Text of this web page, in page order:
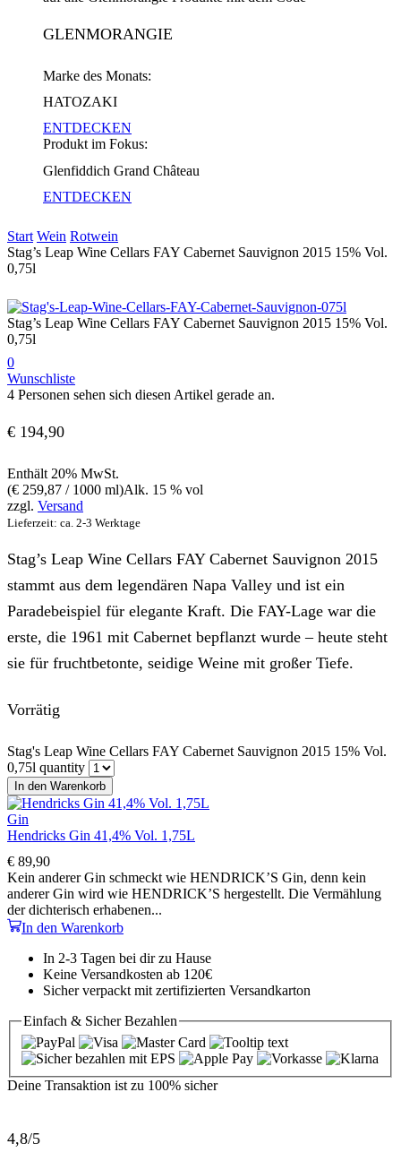
GLENMORANGIE
Marke des Monats:
HATOZAKI
ENTDECKEN
Produkt im Fokus:
Glenfiddich Grand Château
ENTDECKEN
Start Wein Rotwein
Stag’s Leap Wine Cellars FAY Cabernet Sauvignon 2015 15% Vol.
0,75l
Stag’s Leap Wine Cellars FAY Cabernet Sauvignon 2015 15% Vol.
0,75l
0
Wunschliste
4 Personen sehen sich diesen Artikel gerade an.
€ 194,90
Enthält 20% MwSt.
(€ 259,87 / 1000 ml)Alk. 15 % vol
zzgl. Versand
Lieferzeit: ca. 2-3 Werktage
Stag’s Leap Wine Cellars FAY Cabernet Sauvignon 2015
stammt aus dem legendären Napa Valley und ist ein
Paradebeispiel für elegante Kraft. Die FAY-Lage war die
erste, die 1961 mit Cabernet bepflanzt wurde – heute steht
sie für fruchtbetonte, seidige Weine mit großer Tiefe.
Vorrätig
Stag's Leap Wine Cellars FAY Cabernet Sauvignon 2015 15% Vol.
0,75l quantity
In den Warenkorb
Gin
Hendricks Gin 41,4% Vol. 1,75L
€ 89,90
Kein anderer Gin schmeckt wie HENDRICK’S Gin, denn kein
anderer Gin wird wie HENDRICK’S hergestellt. Die Vermählung
der dichterisch erhabenen...
In den Warenkorb
In 2-3 Tagen bei dir zu Hause
Keine Versandkosten ab 120€
Sicher verpackt mit zertifizierten Versandkarton
Einfach & SicherBezahlen
Deine Transaktion ist zu 100% sicher
4,8/5